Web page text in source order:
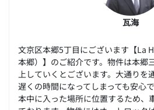
瓦海
文京区本郷5丁目にございます【La
本郷）】のご紹介です。物件は本郷
上していくとございます。大通りを
遅くの時間になってしまっても安心
本中に入った場所に位置するため、